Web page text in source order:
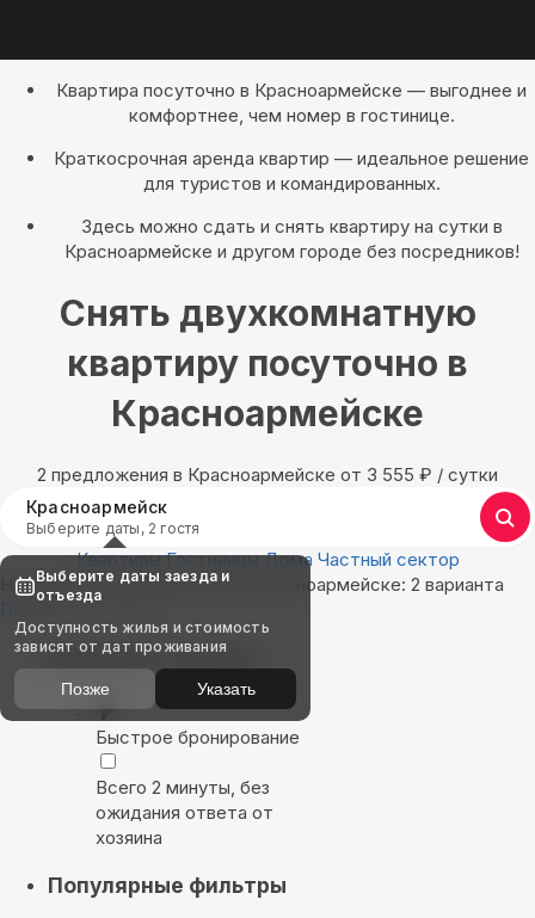
Квартира посуточно в Красноармейске — выгоднее и
комфортнее, чем номер в гостинице.
Краткосрочная аренда квартир — идеальное решение
для туристов и командированных.
Здесь можно сдать и снять квартиру на сутки в
Красноармейске и другом городе без посредников!
Снять двухкомнатную
квартиру посуточно в
Красноармейске
2 предложения в Красноармейске oт 3 555 ₽ / сутки
Красноармейск
Выберите даты, 2 гостя
Квартиры Гостиницы Дома Частный сектор
Найдём, где остановиться в Красноармейске: 2 варианта
Показать на карте
Выбирайте лучшее
Быстрое бронирование
Всего 2 минуты, без
ожидания ответа от
хозяина
Популярные фильтры
Выберите даты заезда и
отъезда
Доступность жилья и стоимость
зависят от дат проживания
Позже Указать